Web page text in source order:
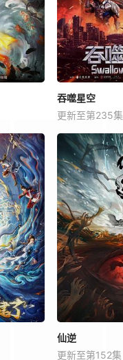
吞噬星空
更新至第235集
仙逆
更新至第152集